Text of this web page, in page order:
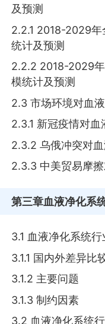
及预测
2.2.1 2018-2029年
统计及预测
2.2.2 2018-2029
模统计及预测
2.3 市场环境对血
2.3.1 新冠疫情对
2.3.2 乌俄冲突对
2.3.3 中美贸易摩
第三章血液净化系
3.1 血液净化系统
3.1.1 国内外差异比
3.1.2 主要问题
3.1.3 制约因素
3.2 血液净化系统